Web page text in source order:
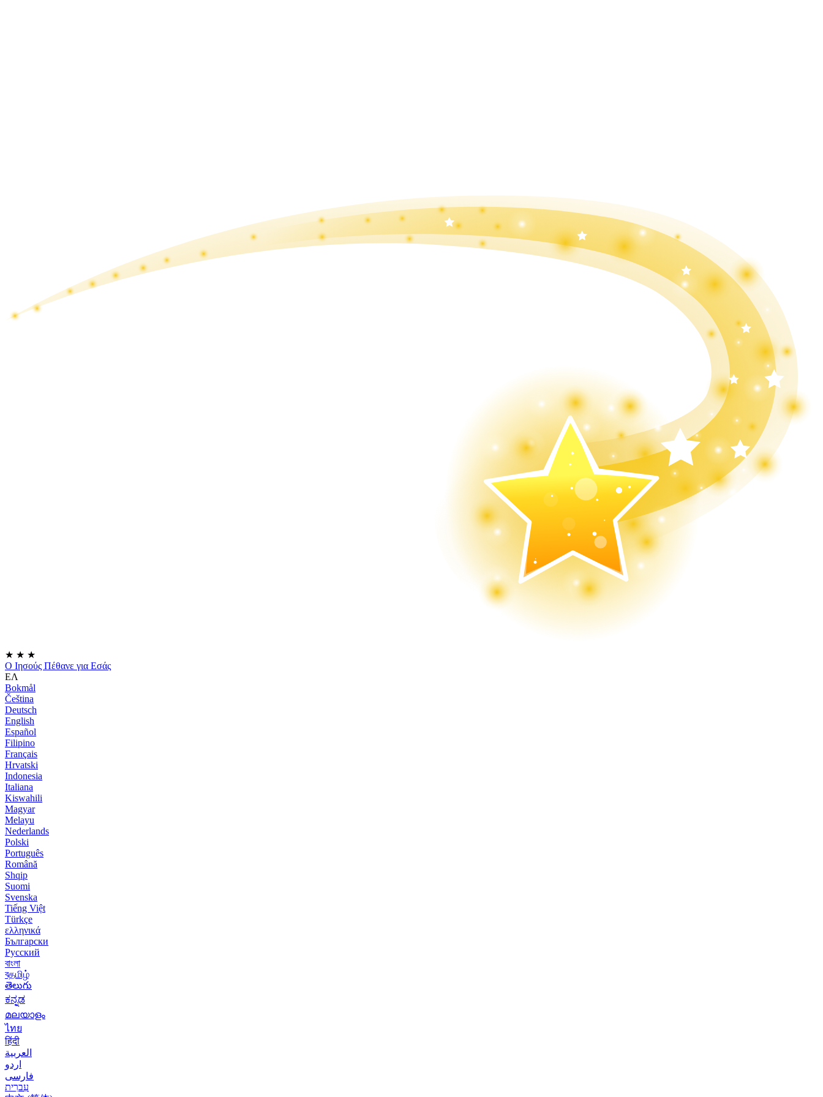
★ ★ ★
Ο Ιησούς Πέθανε για Εσάς
ΕΛ
Bokmål
Čeština
Deutsch
English
Español
Filipino
Français
Hrvatski
Indonesia
Italiana
Kiswahili
Magyar
Melayu
Nederlands
Polski
Português
Română
Shqip
Suomi
Svenska
Tiếng Việt
Türkçe
ελληνικά
Български
Русский
বাংলা
বதமிழ்
తెలుగు
ಕನ್ನಡ
മലയാളം
ไทย
हिंदी
العربية
اردو
فارسی
עִברִית